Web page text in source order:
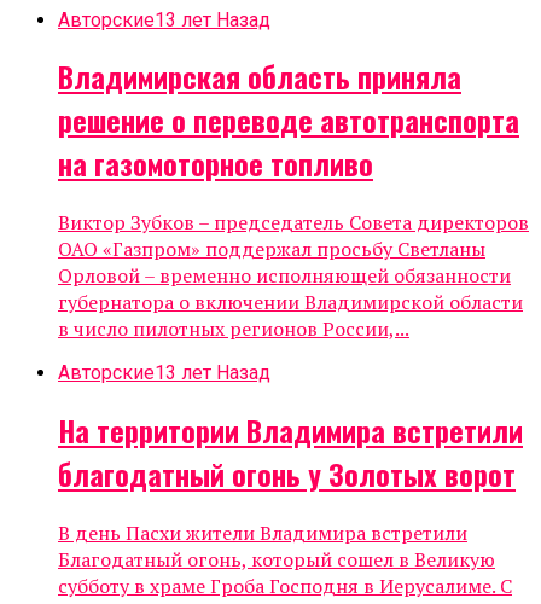
Авторские13 лет Назад
Владимирская область приняла
решение о переводе автотранспорта
на газомоторное топливо
Виктор Зубков – председатель Совета директоров
ОАО «Газпром» поддержал просьбу Светланы
Орловой – временно исполняющей обязанности
губернатора о включении Владимирской области
в число пилотных регионов России,...
Авторские13 лет Назад
На территории Владимира встретили
благодатный огонь у Золотых ворот
В день Пасхи жители Владимира встретили
Благодатный огонь, который сошел в Великую
субботу в храме Гроба Господня в Иерусалиме. С